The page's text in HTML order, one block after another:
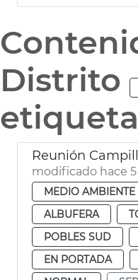
Distrito
etiqueta
Reunión
modificado hace
MEDIO AMBIENTE
ALBUFERA
POBLES SUD
EN PORTADA